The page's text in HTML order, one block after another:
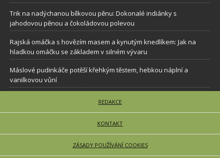
Trik na nadýchanou bílkovou pěnu: Dokonalé indiánky s
jahodovou pěnou a čokoládovou polevou
Rajská omáčka s hovězím masem a kynutým knedlíkem: Jak na
hladkou omáčku se základem v silném vývaru
Máslové pudinkáče potěší křehkým těstem, hebkou náplní a
vanilkovou vůní
REDAKCE
KONTAKT
ZÁSADY POUŽÍVÁNÍ COOKIES